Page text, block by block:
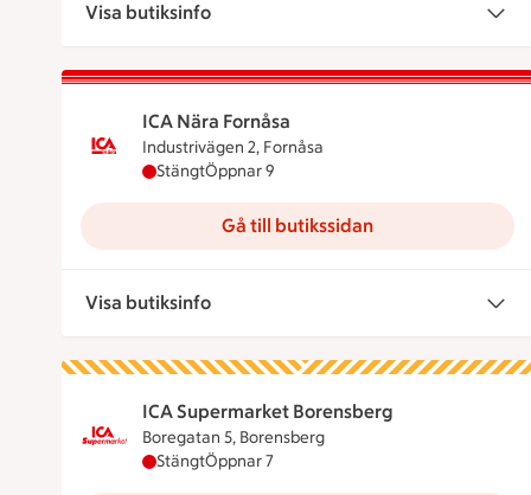
Visa butiksinfo
ICA Nära Fornåsa
Industrivägen 2, Fornåsa
ICA Nära Fornåsa har stängt, öppnar klockan
StängtÖppnar 9
Gå till butikssidan
Visa butiksinfo
ICA Supermarket Borensberg
Boregatan 5, Borensberg
ICA Supermarket Borensberg har stängt,
StängtÖppnar 7